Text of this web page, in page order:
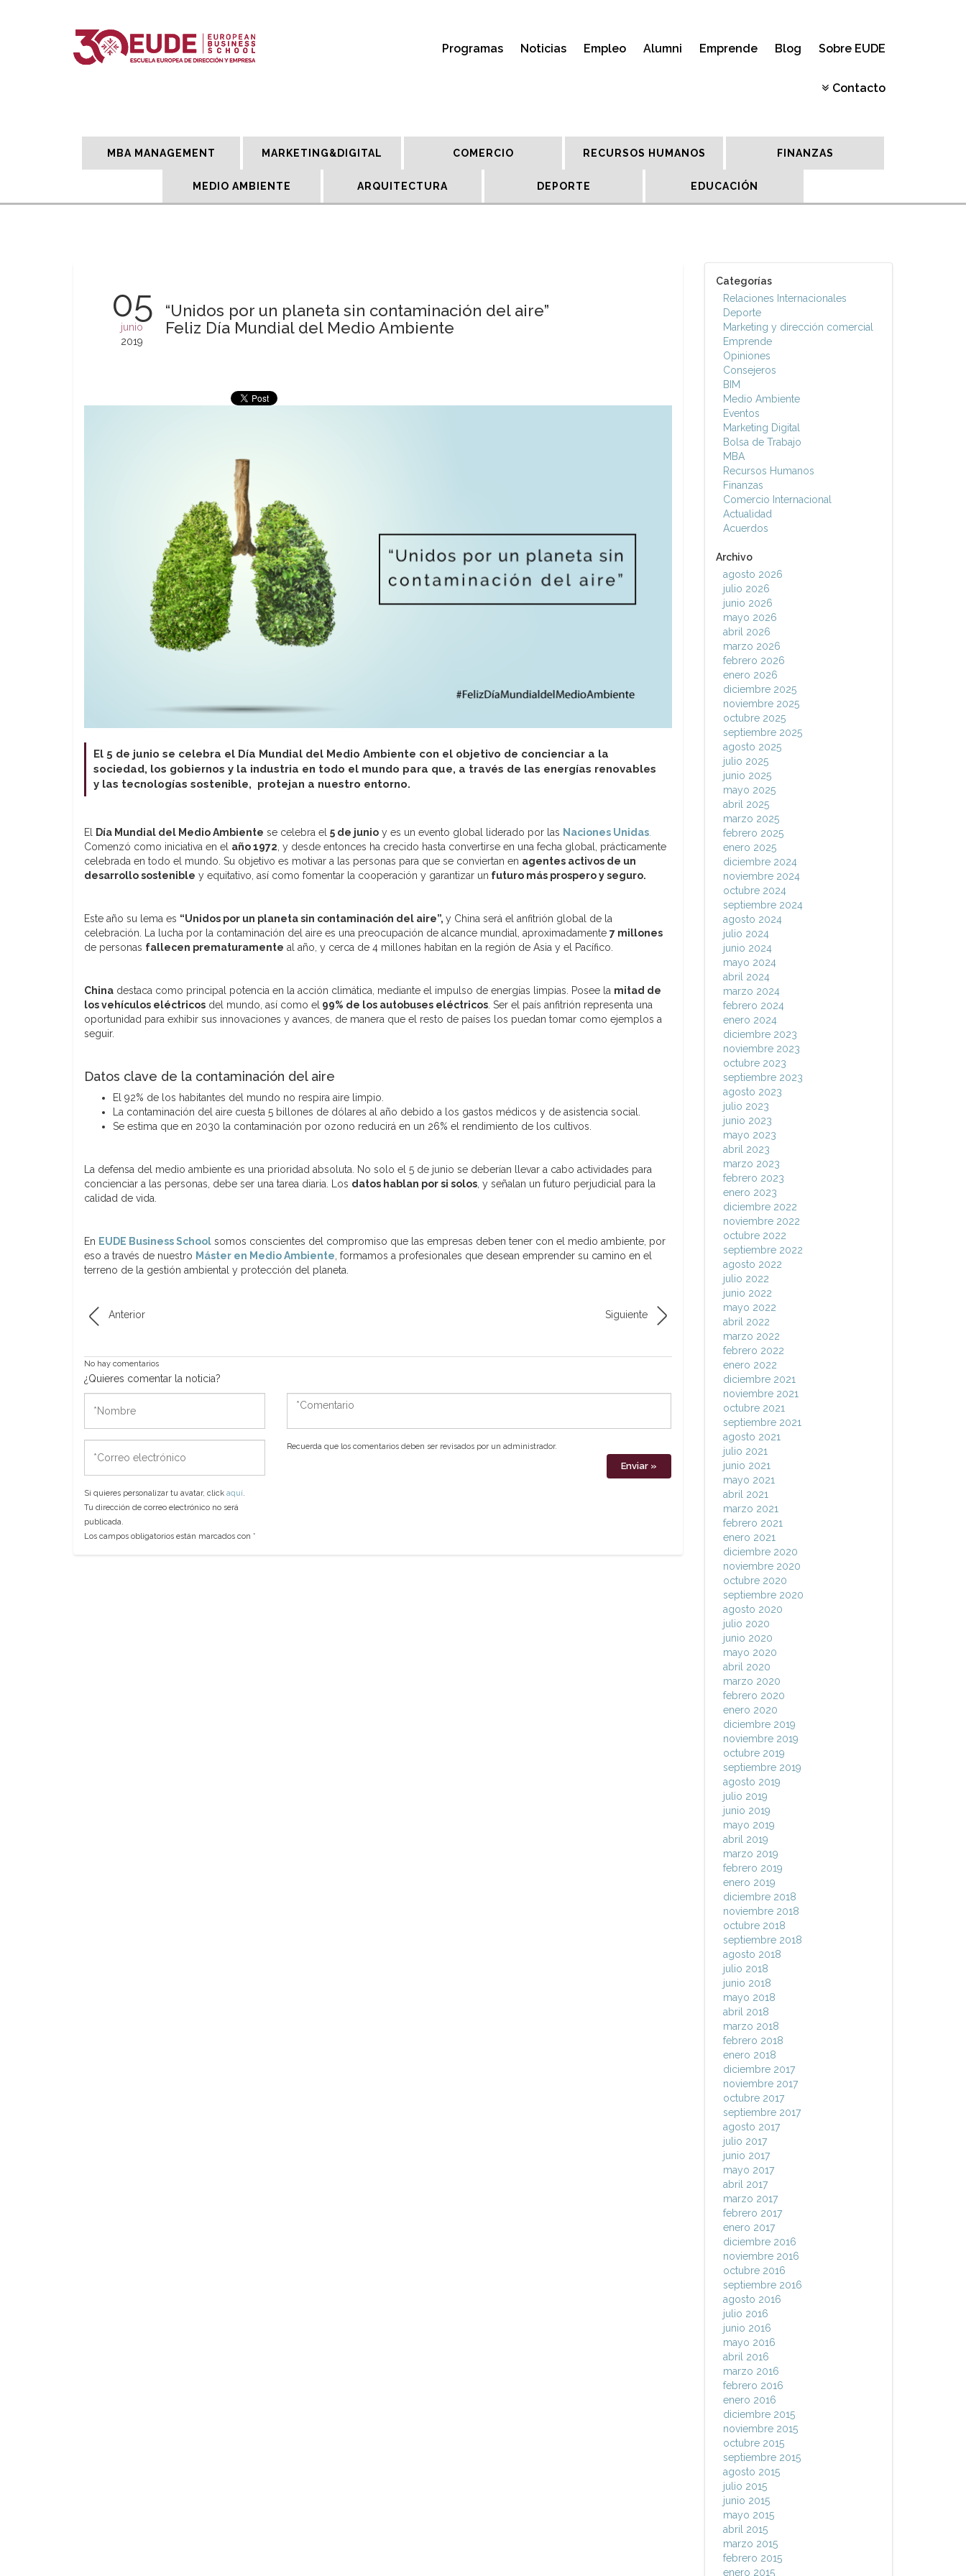
Programas Noticias Empleo Alumni Emprende Blog Sobre EUDE
Contacto
MBA MANAGEMENT MARKETING&DIGITAL COMERCIO RECURSOS HUMANOS FINANZAS
MEDIO AMBIENTE ARQUITECTURA DEPORTE EDUCACIÓN
05
junio
2019
“Unidos por un planeta sin contaminación del aire”
Feliz Día Mundial del Medio Ambiente
El 5 de junio se celebra el Día Mundial del Medio Ambiente con el objetivo de concienciar a la
sociedad, los gobiernos y la industria en todo el mundo para que, a través de las energías renovables
y las tecnologías sostenible, protejan a nuestro entorno.
El Día Mundial del Medio Ambiente se celebra el 5 de junio y es un evento global liderado por las Naciones Unidas
Comenzó como iniciativa en el año 1972 , y desde entonces ha crecido hasta convertirse en una fecha global, prácticamente
celebrada en todo el mundo. Su objetivo es motivar a las personas para que se conviertan en agentes activos de un
desarrollo sostenible y equitativo, así como fomentar la cooperación y garantizar un futuro más prospero y seguro.
Este año su lema es “Unidos por un planeta sin contaminación del aire”, y China será el anfitrión global de la
celebración. La lucha por la contaminación del aire es una preocupación de alcance mundial, aproximadamente 7 millones
de personas fallecen prematuramente al año, y cerca de 4 millones habitan en la región de Asia y el Pacífico.
China destaca como principal potencia en la acción climática, mediante el impulso de energías limpias. Posee la mitad de
los vehículos eléctricos del mundo, así como el 99% de los autobuses eléctricos . Ser el país anfitrión representa una
oportunidad para exhibir sus innovaciones y avances, de manera que el resto de países los puedan tomar como ejemplos a
seguir.
Datos clave de la contaminación del aire
El 92% de los habitantes del mundo no respira aire limpio.
La contaminación del aire cuesta 5 billones de dólares al año debido a los gastos médicos y de asistencia social.
Se estima que en 2030 la contaminación por ozono reducirá en un 26% el rendimiento de los cultivos.
La defensa del medio ambiente es una prioridad absoluta. No solo el 5 de junio se deberían llevar a cabo actividades para
concienciar a las personas, debe ser una tarea diaria. Los datos hablan por si solos , y señalan un futuro perjudicial para la
calidad de vida.
En EUDE Business School somos conscientes del compromiso que las empresas deben tener con el medio ambiente, por
eso a través de nuestro Máster en Medio Ambiente , formamos a profesionales que desean emprender su camino en el
terreno de la gestión ambiental y protección del planeta.
Anterior Siguiente
No hay comentarios
¿Quieres comentar la noticia?
electrónico
Si quieres personalizar tu avatar, click aquí.
Tu dirección de correo electrónico no será
publicada.
Los campos obligatorios están marcados con *
*Comentario
Recuerda que los comentarios deben ser revisados por un administrador.
Categorías
Relaciones Internacionales
Deporte
Marketing y dirección comercial
Emprende
Opiniones
Consejeros
BIM
Medio Ambiente
Eventos
Marketing Digital
Bolsa de Trabajo
MBA
Recursos Humanos
Finanzas
Comercio Internacional
Actualidad
Acuerdos
Archivo
agosto 2026
julio 2026
junio 2026
mayo 2026
abril 2026
marzo 2026
febrero 2026
enero 2026
diciembre 2025
noviembre 2025
octubre 2025
septiembre 2025
agosto 2025
julio 2025
junio 2025
mayo 2025
abril 2025
marzo 2025
febrero 2025
enero 2025
diciembre 2024
noviembre 2024
octubre 2024
septiembre 2024
agosto 2024
julio 2024
junio 2024
mayo 2024
abril 2024
marzo 2024
febrero 2024
enero 2024
diciembre 2023
noviembre 2023
octubre 2023
septiembre 2023
agosto 2023
julio 2023
junio 2023
mayo 2023
abril 2023
marzo 2023
febrero 2023
enero 2023
diciembre 2022
noviembre 2022
octubre 2022
septiembre 2022
agosto 2022
julio 2022
junio 2022
mayo 2022
abril 2022
marzo 2022
febrero 2022
enero 2022
diciembre 2021
noviembre 2021
octubre 2021
septiembre 2021
agosto 2021
julio 2021
junio 2021
mayo 2021
abril 2021
marzo 2021
febrero 2021
enero 2021
diciembre 2020
noviembre 2020
octubre 2020
septiembre 2020
agosto 2020
julio 2020
junio 2020
mayo 2020
abril 2020
marzo 2020
febrero 2020
enero 2020
diciembre 2019
noviembre 2019
octubre 2019
septiembre 2019
agosto 2019
julio 2019
junio 2019
mayo 2019
abril 2019
marzo 2019
febrero 2019
enero 2019
diciembre 2018
noviembre 2018
octubre 2018
septiembre 2018
agosto 2018
julio 2018
junio 2018
mayo 2018
abril 2018
marzo 2018
febrero 2018
enero 2018
diciembre 2017
noviembre 2017
octubre 2017
septiembre 2017
agosto 2017
julio 2017
junio 2017
mayo 2017
abril 2017
marzo 2017
febrero 2017
enero 2017
diciembre 2016
noviembre 2016
octubre 2016
septiembre 2016
agosto 2016
julio 2016
junio 2016
mayo 2016
abril 2016
marzo 2016
febrero 2016
enero 2016
diciembre 2015
noviembre 2015
octubre 2015
septiembre 2015
agosto 2015
julio 2015
junio 2015
mayo 2015
abril 2015
marzo 2015
febrero 2015
enero 2015